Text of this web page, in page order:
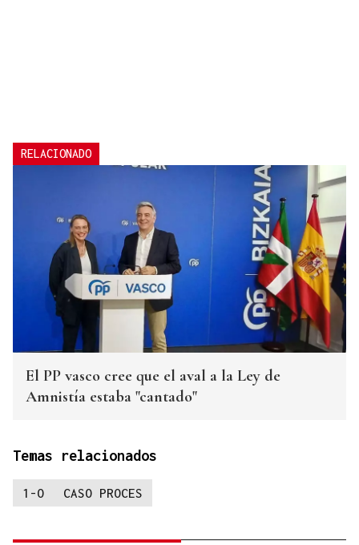
RELACIONADO
El PP vasco cree que el aval a la Ley de
Amnistía estaba "cantado"
Temas relacionados
1-O CASO PROCES